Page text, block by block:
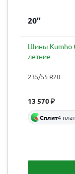
20''
Шины Kumho
летние
235/55 R20
13 570₽
Сплит4